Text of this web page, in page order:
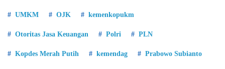
UMKM OJK kemenkopukm
Otoritas Jasa Keuangan Polri PLN
Kopdes Merah Putih kemendag Prabowo Subianto